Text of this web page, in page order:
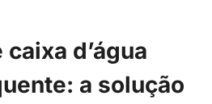
d’água
a solução